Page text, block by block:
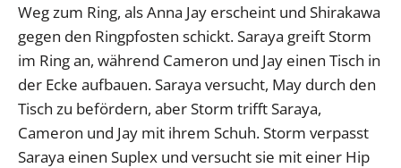
Weg zum Ring, als Anna Jay erscheint und Shirakawa
gegen den Ringpfosten schickt. Saraya greift Storm
im Ring an, während Cameron und Jay einen Tisch in
der Ecke aufbauen. Saraya versucht, May durch den
Tisch zu befördern, aber Storm trifft Saraya,
Cameron und Jay mit ihrem Schuh. Storm verpasst
Saraya einen Suplex und versucht sie mit einer Hip